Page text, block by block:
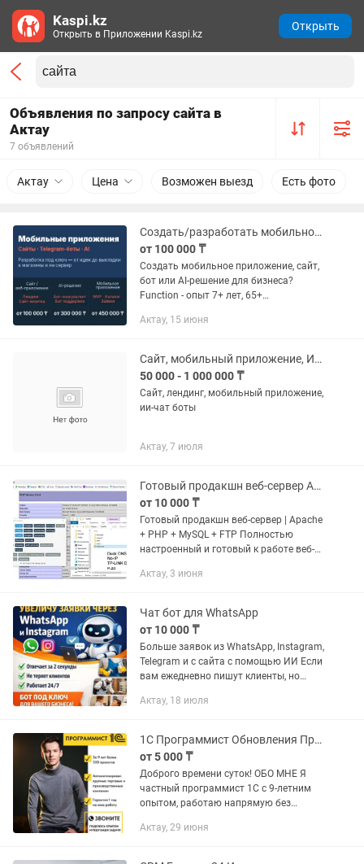
Объявления по запросу сайта в
Актау
7 объявлений
Актау Цена Возможен выезд Есть фото
Создать/разработать мобильное приложение, сайт, бот под ключ
от 100 000 ₸
Создать мобильное приложение, сайт,
бот или AI-решение для бизнеса?
Function - опыт 7+ лет, 65+
в Казахстане и за рубежом. От идеи до
Актау, 15 июня
Сайт, мобильный приложение, ИИ-чат боты
50 000 - 1 000 000 ₸
Сайт, лендинг, мобильный приложение,
ии-чат боты
Актау, 7 июля
Готовый продакшн веб-сервер Apache PHP MySQL FTP
от 10 000 ₸
Готовый продакшн веб-сервер | Apache
+ PHP + MySQL + FTP Полностью
настроенный и готовый к работе веб-
приложений. Идеальное решение для
Актау, 3 июня
Чат бот для WhatsApp
от 10 000 ₸
Больше заявок из WhatsApp, Instagram,
Telegram и с сайта с помощью ИИ Если
вам ежедневно пишут клиенты, но
прибыль. Мы внедряем AI-ассистента
Актау, 18 июля
1С Программист Обновления Предприятие Консультация Облако Торговля
от 5 000 ₸
Доброго времени суток! ОБО МНЕ Я
частный программист 1С с 9-летним
опытом, работаю напрямую без
деньги и время. Высокая
быстро...
Актау, 29 июня
Kaspi.kz
Открыть в Приложении Kaspi.kz
Открыть